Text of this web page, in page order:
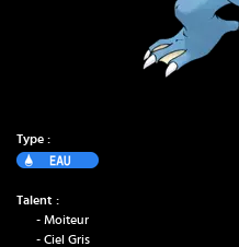
Type :
Eau
Talent :
- Moiteur
- Ciel Gris